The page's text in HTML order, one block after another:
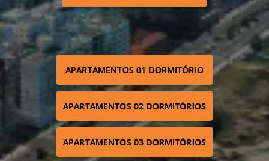
APARTAMENTOS 01 DORMITÓRIO
APARTAMENTOS 02 DORMITÓRIOS
APARTAMENTOS 03 DORMITÓRIOS